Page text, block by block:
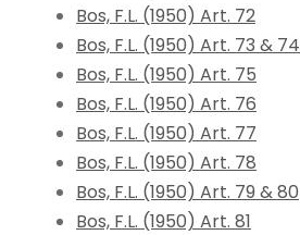
Bos, F.L. (1950) Art. 72
Bos, F.L. (1950) Art. 73 & 74
Bos, F.L. (1950) Art. 75
Bos, F.L. (1950) Art. 76
Bos, F.L. (1950) Art. 77
Bos, F.L. (1950) Art. 78
Bos, F.L. (1950) Art. 79 & 80
Bos, F.L. (1950) Art. 81